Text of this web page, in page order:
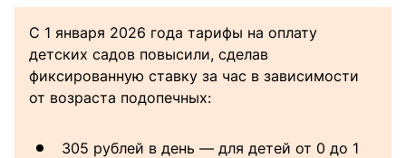
С 1 января 2026 года тарифы на оплату
детских садов повысили, сделав
фиксированную ставку за час в зависимости
от возраста подопечных:
305 рублей в день — для детей от 0 до 1